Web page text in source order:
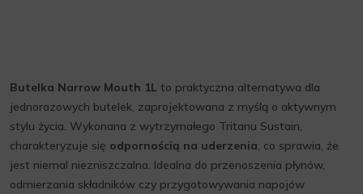
Butelka Narrow Mouth 1L to praktyczna alternatywa dla
jednorazowych butelek, zaprojektowana z myślą o aktywnym
stylu życia. Wykonana z wytrzymałego Tritanu Sustain,
charakteryzuje się odpornością na uderzenia, co sprawia, że
jest niemal niezniszczalna. Idealna do przenoszenia płynów,
odmierzania składników czy przygotowywania napojów